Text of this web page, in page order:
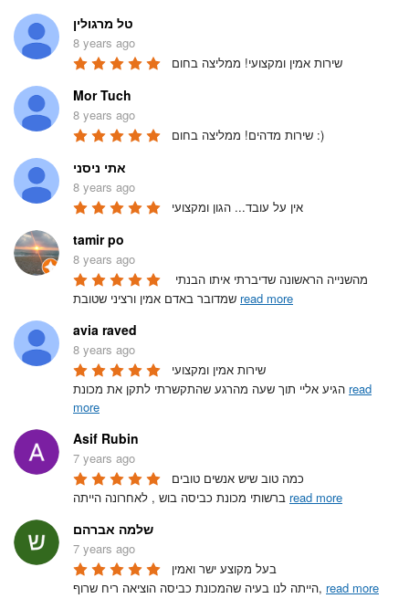
טל מרגולין
8 years ago
שירות אמין ומקצועי! ממליצה בחום
Mor Tuch
8 years ago
שירות מדהים! ממליצה בחום :)
אתי ניסני
8 years ago
אין על עובד... הגון ומקצועי
tamir po
8 years ago
read more
avia raved
8 years ago
שירות אמין ומקצועי
read
more
Asif Rubin
7 years ago
כמה טוב שיש אנשים טובים
read more
שלמה אברהם
7 years ago
בעל מקוצע ישר ואמין
הייתה לנו בעיה שהמכונת כביסה הוציאה ריח שרוף, read more